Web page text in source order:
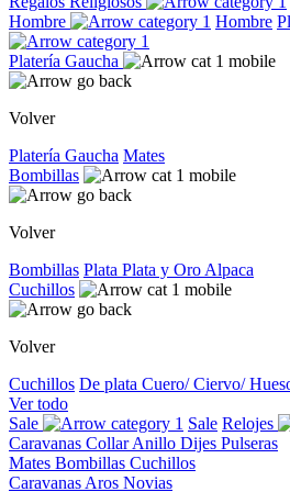
Hombre
Hombre
Platería Gaucha
Volver
Platería Gaucha Mates
Bombillas
Volver
Bombillas Plata Plata y Oro Alpaca
Cuchillos
Volver
Cuchillos De plata Cuero/ Ciervo/
Ver todo
Sale
Sale Relojes
Caravanas CollarAnillo Dijes Pulseras
Mates Bombillas Cuchillos
Caravanas Aros Novias